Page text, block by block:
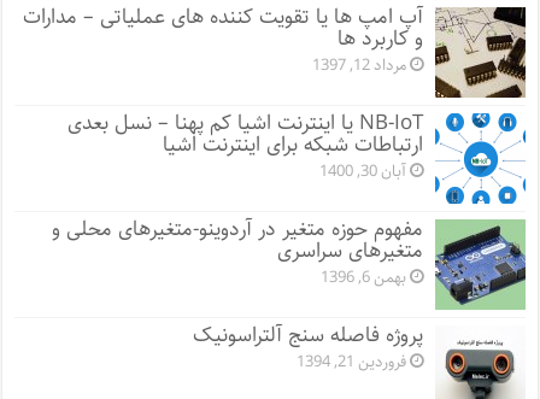
آپ امپ ها یا تقویت کننده های عملیاتی – مدارات
و کاربرد ها
مرداد 12, 1397
NB-IoT یا اینترنت اشیا کم پهنا – نسل بعدی
ارتباطات شبکه برای اینترنت اشیا
آبان 30, 1400
مفهوم حوزه متغیر در آردوینو-متغیرهای محلی و
متغیرهای سراسری
بهمن 6, 1396
پروژه فاصله سنج آلتراسونیک
فروردین 21, 1394